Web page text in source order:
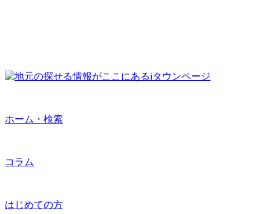
ホーム・検索
コラム
はじめての方